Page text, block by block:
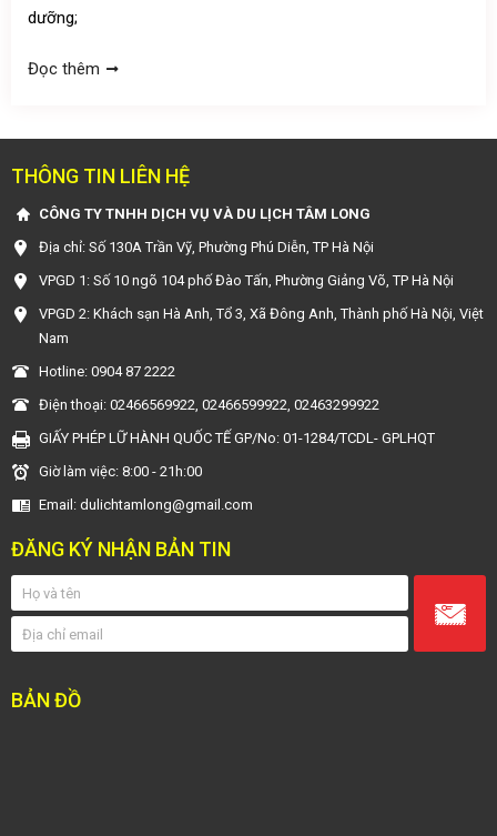
dưỡng;
Đọc thêm
THÔNG TIN LIÊN HỆ
CÔNG TY TNHH DỊCH VỤ VÀ DU LỊCH TÂM LONG
Địa chỉ: Số 130A Trần Vỹ, Phường Phú Diễn, TP Hà Nội
VPGD 1: Số 10 ngõ 104 phố Đào Tấn, Phường Giảng Võ, TP Hà Nội
VPGD 2: Khách sạn Hà Anh, Tổ 3, Xã Đông Anh, Thành phố Hà Nội, Việt
Nam
Hotline: 0904 87 2222
Điện thoại: 02466569922, 02466599922, 02463299922
GIẤY PHÉP LỮ HÀNH QUỐC TẾ GP/No: 01-1284/TCDL- GPLHQT
Giờ làm việc: 8:00 - 21h:00
Email: dulichtamlong@gmail.com
ĐĂNG KÝ NHẬN BẢN TIN
BẢN ĐỒ